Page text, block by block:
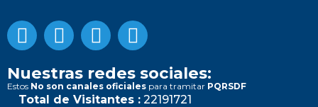
Nuestras redes sociales:
Estos No son canales oficiales para tramitar PQRSDF
Total de Visitantes : 22191721